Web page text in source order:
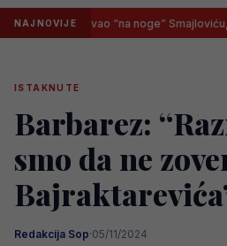
NAJNOVIJE
otputovao “na noge” Smajloviću,
ISTAKNUTE
Barbarez:
smo da ne
Redakcija Sop·05/11/2024